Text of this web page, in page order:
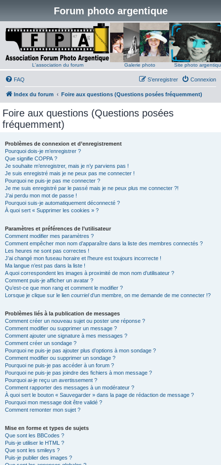
Forum photo argentique
L'association du forum Galerie photo Site photo
FAQ Connexion
S’enregistrer
Index du forum Foire aux questions (Questions posées fréquemment)
Foire aux questions (Questions posées
fréquemment)
Problèmes de connexion et d’enregistrement
Pourquoi dois-je m’enregistrer ?
Que signifie COPPA ?
Je souhaite m’enregistrer, mais je n’y parviens pas !
Je suis enregistré mais je ne peux pas me connecter !
Pourquoi ne puis-je pas me connecter ?
Je me suis enregistré par le passé mais je ne peux plus me connecter ?!
J’ai perdu mon mot de passe !
Pourquoi suis-je automatiquement déconnecté ?
À quoi sert « Supprimer les cookies » ?
Paramètres et préférences de l’utilisateur
Comment modifier mes paramètres ?
Comment empêcher mon nom d’apparaître dans la liste des membres connectés ?
Les heures ne sont pas correctes !
J’ai changé mon fuseau horaire et l’heure est toujours incorrecte !
Ma langue n’est pas dans la liste !
A quoi correspondent les images à proximité de mon nom d’utilisateur ?
Comment puis-je afficher un avatar ?
Qu’est-ce que mon rang et comment le modifier ?
Lorsque je clique sur le lien courrield’un membre, on me demande de me connecter !?
Problèmes liés à la publication de messages
Comment créer un nouveau sujet ou poster une réponse ?
Comment modifier ou supprimer un message ?
Comment ajouter une signature à mes messages ?
Comment créer un sondage ?
Pourquoi ne puis-je pas ajouter plus d’options à mon sondage ?
Comment modifier ou supprimer un sondage ?
Pourquoi ne puis-je pas accéder à un forum ?
Pourquoi ne puis-je pas joindre des fichiers à mon message ?
Pourquoi ai-je reçu un avertissement ?
Comment rapporter des messages à un modérateur ?
À quoi sert le bouton « Sauvegarder » dans la page de rédaction de message ?
Pourquoi mon message doit être validé ?
Comment remonter mon sujet ?
Mise en forme et types de sujets
Que sont les BBCodes ?
Puis-je utiliser le HTML ?
Que sont les smileys ?
Puis-je publier des images ?